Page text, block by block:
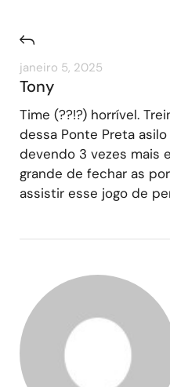
janeiro 5, 2025
Tony
Time (??!?) horrível.
dessa Ponte Preta
devendo 3 vezes mais
grande de fechar as
assistir esse jogo de